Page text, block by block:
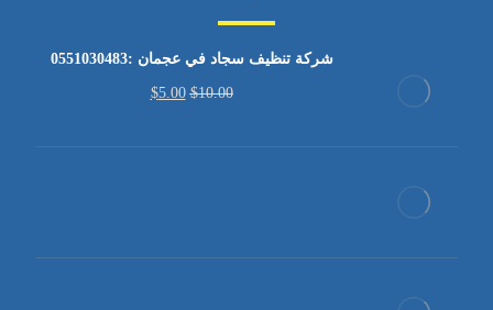
شركة تنظيف سجاد في عجمان :0551030483
$10.00
$5.00